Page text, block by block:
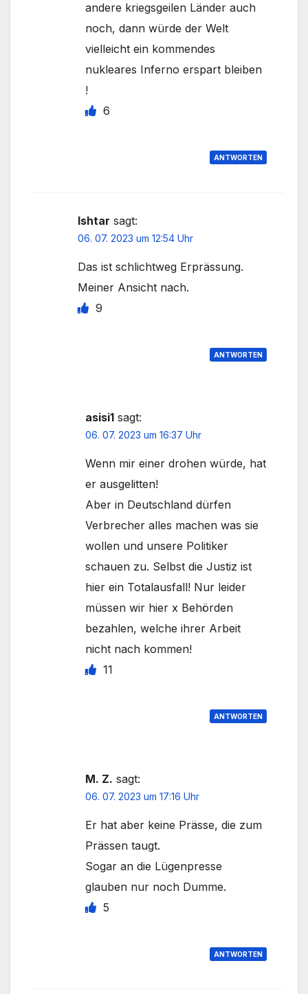
andere kriegsgeilen Länder auch
noch, dann würde der Welt
vielleicht ein kommendes
nukleares Inferno erspart bleiben
!
6
ANTWORTEN
Ishtar sagt:
06. 07. 2023 um 12:54 Uhr
Das ist schlichtweg Erprässung.
Meiner Ansicht nach.
9
ANTWORTEN
asisi1 sagt:
06. 07. 2023 um 16:37 Uhr
Wenn mir einer drohen würde, hat
er ausgelitten!
Aber in Deutschland dürfen
Verbrecher alles machen was sie
wollen und unsere Politiker
schauen zu. Selbst die Justiz ist
hier ein Totalausfall! Nur leider
müssen wir hier x Behörden
bezahlen, welche ihrer Arbeit
nicht nach kommen!
11
ANTWORTEN
M. Z. sagt:
06. 07. 2023 um 17:16 Uhr
Er hat aber keine Prässe, die zum
Prässen taugt.
Sogar an die Lügenpresse
glauben nur noch Dumme.
5
ANTWORTEN